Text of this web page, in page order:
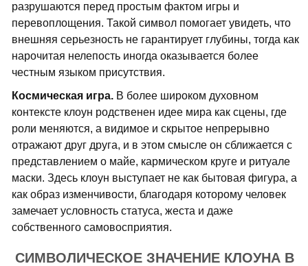
разрушаются перед простым фактом игры и
перевоплощения. Такой символ помогает увидеть, что
внешняя серьезность не гарантирует глубины, тогда как
нарочитая нелепость иногда оказывается более
честным языком присутствия.
Космическая игра. В более широком духовном
контексте клоун родственен идее мира как сцены, где
роли меняются, а видимое и скрытое непрерывно
отражают друг друга, и в этом смысле он сближается с
представлением о майе, кармическом круге и ритуале
маски. Здесь клоун выступает не как бытовая фигура, а
как образ изменчивости, благодаря которому человек
замечает условность статуса, жеста и даже
собственного самовосприятия.
СИМВОЛИЧЕСКОЕ ЗНАЧЕНИЕ КЛОУНА В